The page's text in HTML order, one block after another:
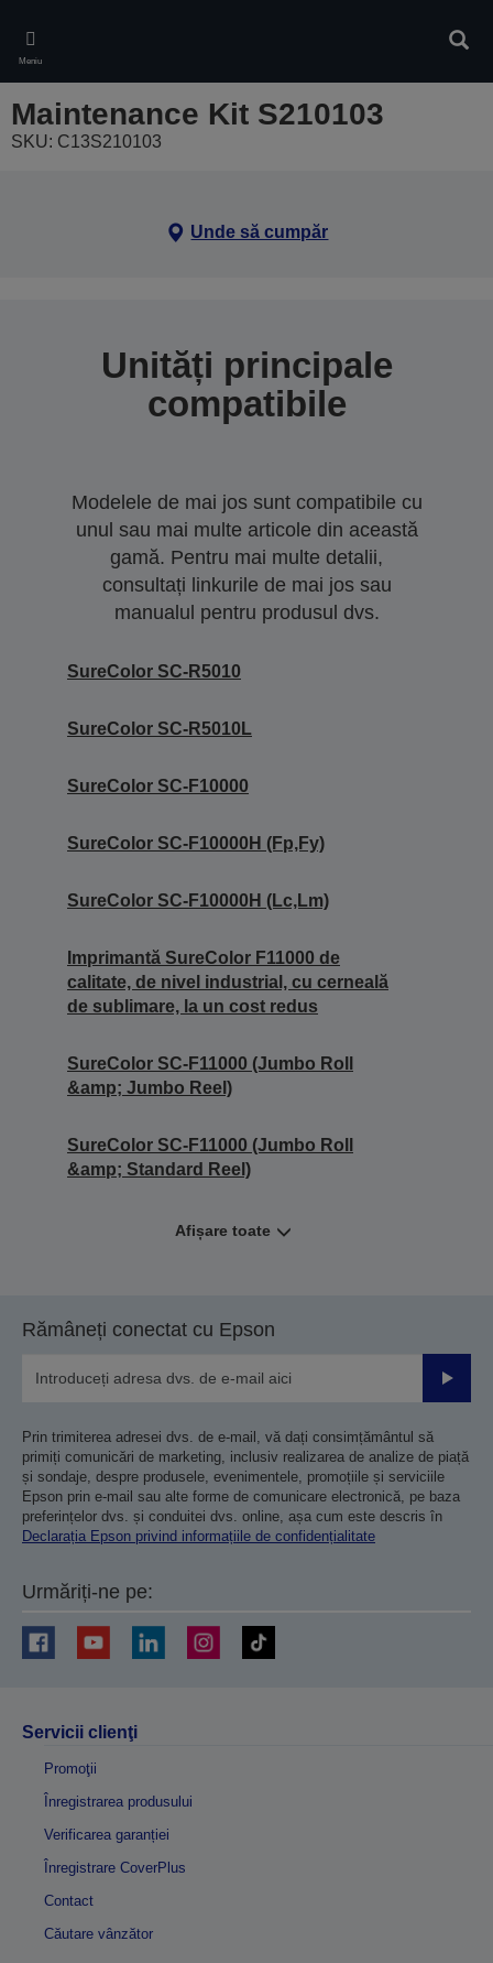
main
content
Meniu
Maintenance Kit S210103
SKU: C13S210103
Unde să cumpăr
Unități principale
compatibile
Modelele de mai jos sunt compatibile cu
unul sau mai multe articole din această
gamă. Pentru mai multe detalii,
consultați linkurile de mai jos sau
manualul pentru produsul dvs.
SureColor SC-R5010
SureColor SC-R5010L
SureColor SC-F10000
SureColor SC-F10000H (Fp,Fy)
SureColor SC-F10000H (Lc,Lm)
Imprimantă SureColor F11000 de
calitate, de nivel industrial, cu cerneală
de sublimare, la un cost redus
SureColor SC-F11000 (Jumbo Roll
&amp; Jumbo Reel)
SureColor SC-F11000 (Jumbo Roll
&amp; Standard Reel)
Afișare toate
Rămâneți conectat cu Epson
Prin trimiterea adresei dvs. de e-mail, vă dați consimțământul să
primiți comunicări de marketing, inclusiv realizarea de analize de piață
și sondaje, despre produsele, evenimentele, promoțiile și serviciile
Epson prin e-mail sau alte forme de comunicare electronică, pe baza
preferințelor dvs. și conduitei dvs. online, așa cum este descris în
Declarația Epson privind informațiile de confidențialitate
Urmăriți-ne pe:
Servicii clienţi
Promoţii
Înregistrarea produsului
Verificarea garanției
Înregistrare CoverPlus
Contact
Căutare vânzător